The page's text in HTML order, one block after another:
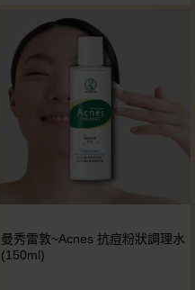
曼秀雷敦~Acnes 抗痘粉狀調理水
(150ml)